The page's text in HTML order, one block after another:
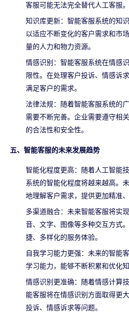
客服可能无法完全替代人工客服。
知识库更新：智能客服系统的知
以适应不断变化的客户需求和市
量的人力和物力资源。
情感识别：智能客服系统在情感
限性。在处理客户投诉、情感诉
满足客户的需求。
法律法规：随着智能客服系统的
需要不断完善。企业需要遵守相
的合法性和安全性。
五、智能客服的未来发展趋势
智能化程度更高：随着人工智能
系统的智能化程度将越来越高。
地理解客户需求，提供更加精准
多渠道融合：未来智能客服将实
音、文字、图像等多种交互方式
捷、多样化的服务体验。
自我学习能力更强：未来的智能
学习能力，能够不断积累和优化
情感识别更准确：随着情感计算
能客服将在情感识别方面取得更
投诉、情感诉求等问题。